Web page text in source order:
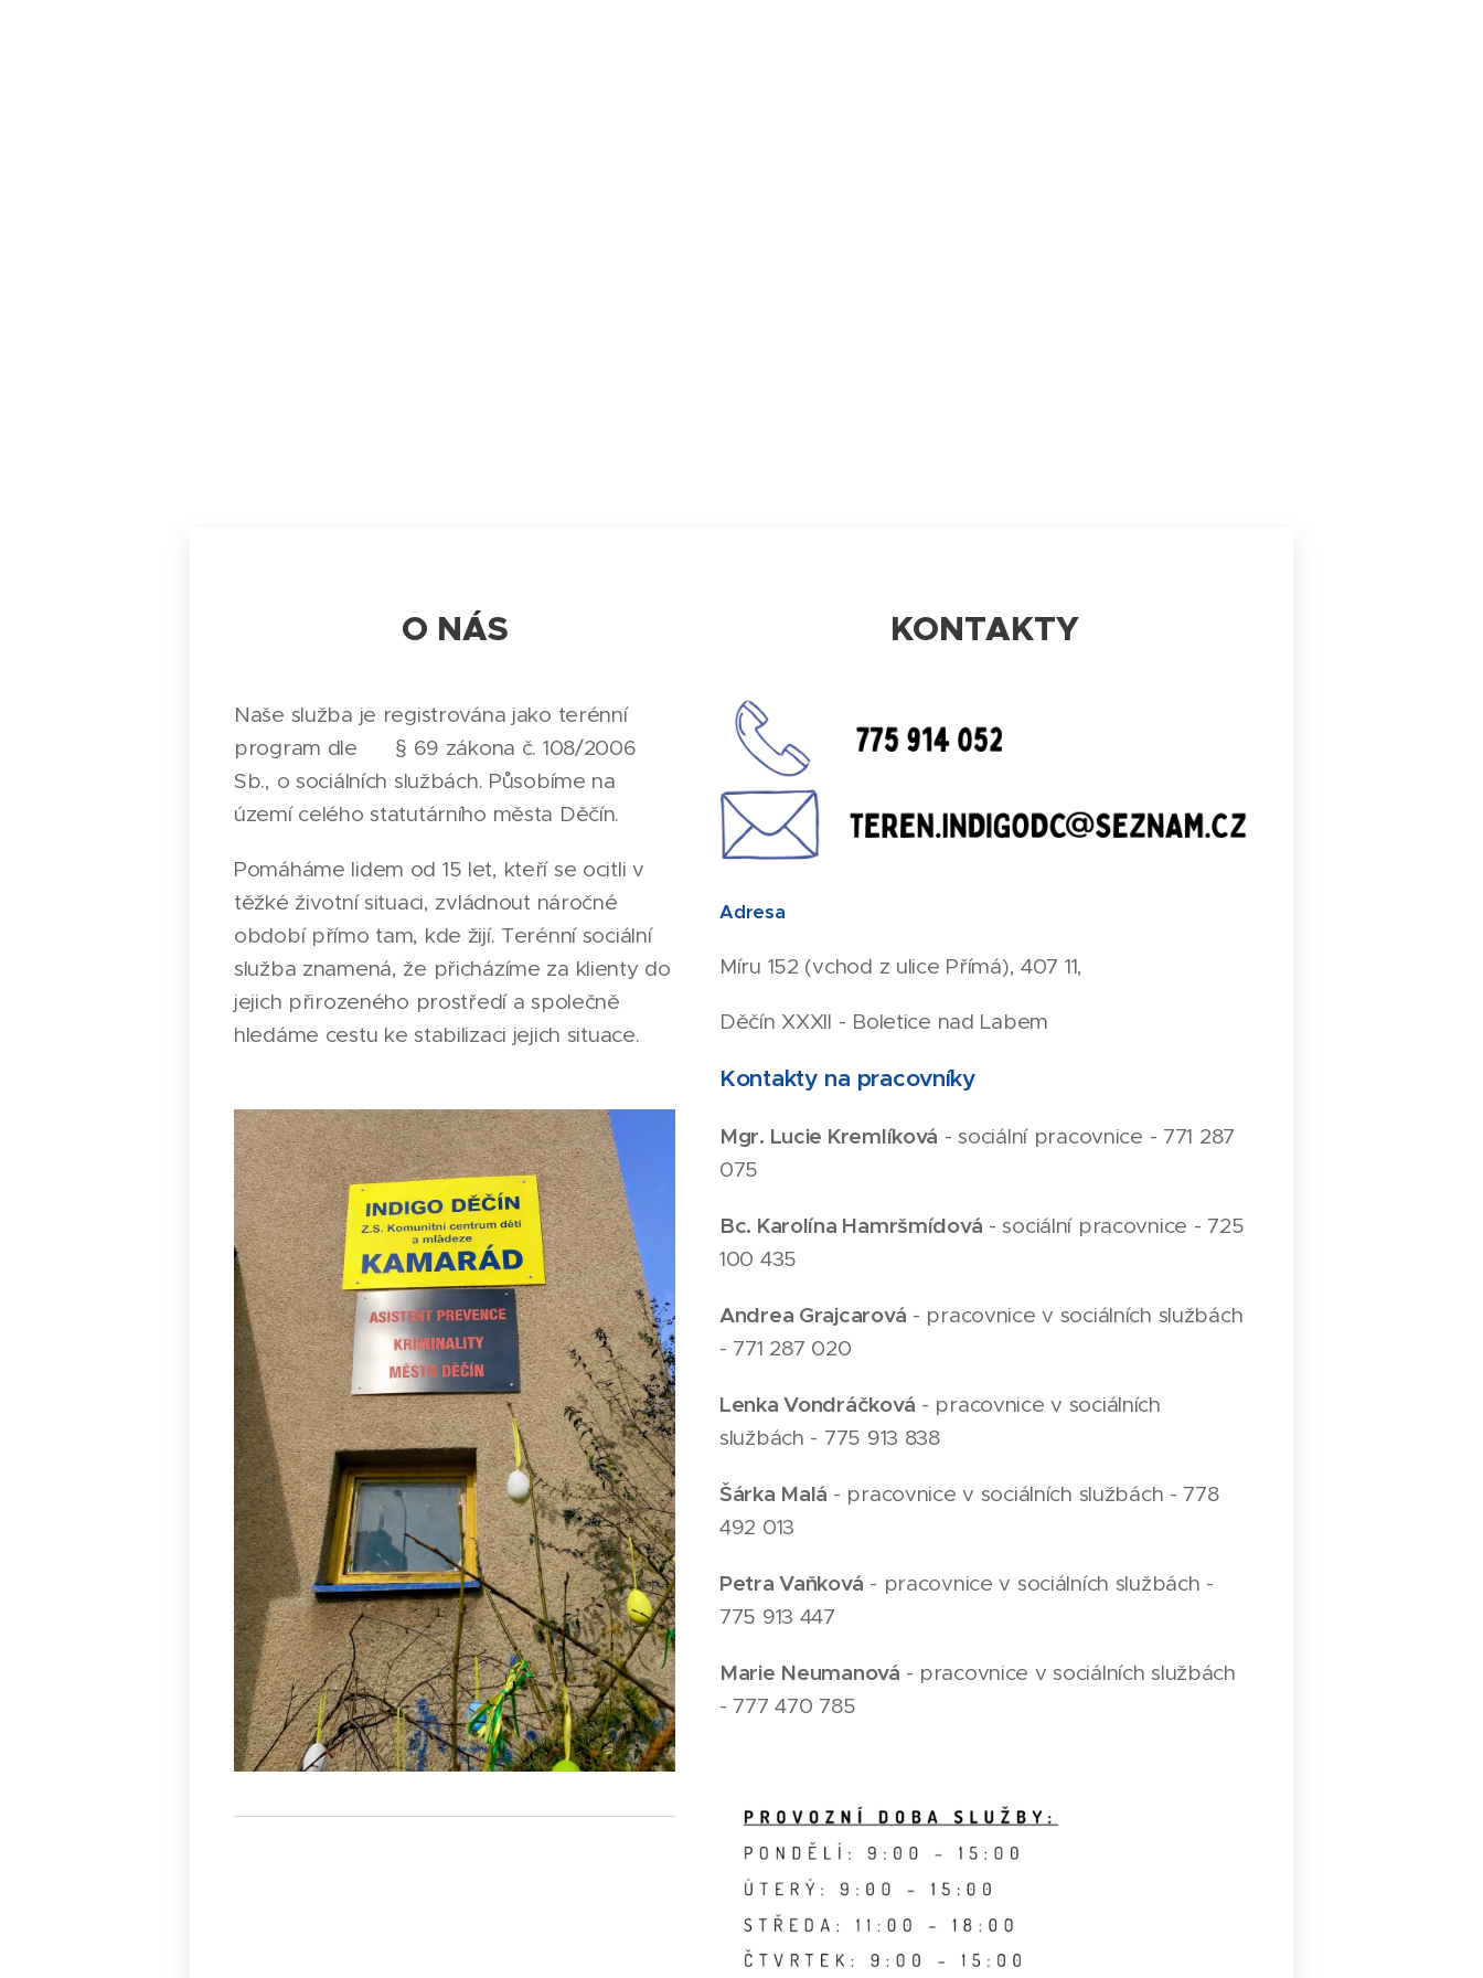
O NÁS
Naše služba je registrována jako terénní
program dle § 69 zákona č. 108/2006
Sb., o sociálních službách. Působíme na
území celého statutárního města Děčín.
Pomáháme lidem od 15 let, kteří se ocitli v
těžké životní situaci, zvládnout náročné
období přímo tam, kde žijí. Terénní sociální
služba znamená, že přicházíme za klienty do
jejich přirozeného prostředí a společně
hledáme cestu ke stabilizaci jejich situace.
KONTAKTY
Adresa
Míru 152 (vchod z ulice Přímá), 407 11,
Děčín XXXII - Boletice nad Labem
Kontakty na pracovníky
Mgr. Lucie Kremlíková - sociální pracovnice - 771 287
075
Bc. Karolína Hamršmídová - sociální pracovnice - 725
100 435
Andrea Grajcarová - pracovnice v sociálních službách
- 771 287 020
Lenka Vondráčková - pracovnice v sociálních
službách - 775 913 838
Šárka Malá - pracovnice v sociálních službách - 778
492 013
Petra Vaňková - pracovnice v sociálních službách -
775 913 447
Marie Neumanová - pracovnice v sociálních službách
- 777 470 785